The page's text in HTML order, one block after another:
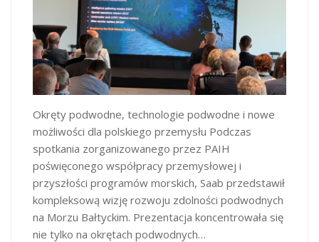
Okręty podwodne, technologie podwodne i nowe
możliwości dla polskiego przemysłu Podczas
spotkania zorganizowanego przez PAIH
poświęconego współpracy przemysłowej i
przyszłości programów morskich, Saab przedstawił
kompleksową wizję rozwoju zdolności podwodnych
na Morzu Bałtyckim. Prezentacja koncentrowała się
nie tylko na okrętach podwodnych…